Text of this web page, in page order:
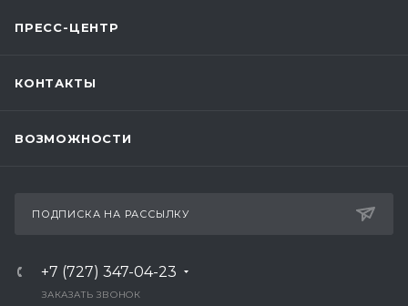
ПРЕСС-ЦЕНТР
КОНТАКТЫ
ВОЗМОЖНОСТИ
ПОДПИСКА НА РАССЫЛКУ
+7 (727) 347-04-23
ЗАКАЗАТЬ ЗВОНОК